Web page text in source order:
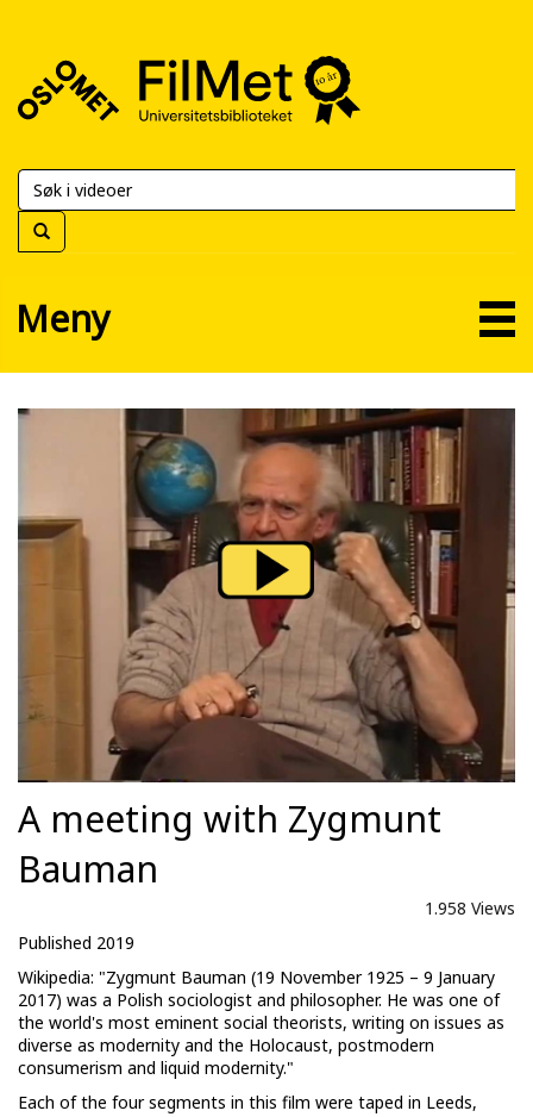
FilMet
Universitetsbiblioteket
Meny
A meeting with Zygmunt
Bauman
1.958 Views
Published 2019
Wikipedia: "Zygmunt Bauman (19 November 1925 – 9 January
2017) was a Polish sociologist and philosopher. He was one of
the world's most eminent social theorists, writing on issues as
diverse as modernity and the Holocaust, postmodern
consumerism and liquid modernity."
Each of the four segments in this film were taped in Leeds,